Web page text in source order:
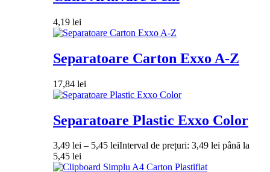
4,19 lei
Separatoare Carton Exxo A-Z
17,84 lei
Separatoare Plastic Exxo Color
3,49 lei – 5,45 leiInterval de prețuri: 3,49 lei până la
5,45 lei